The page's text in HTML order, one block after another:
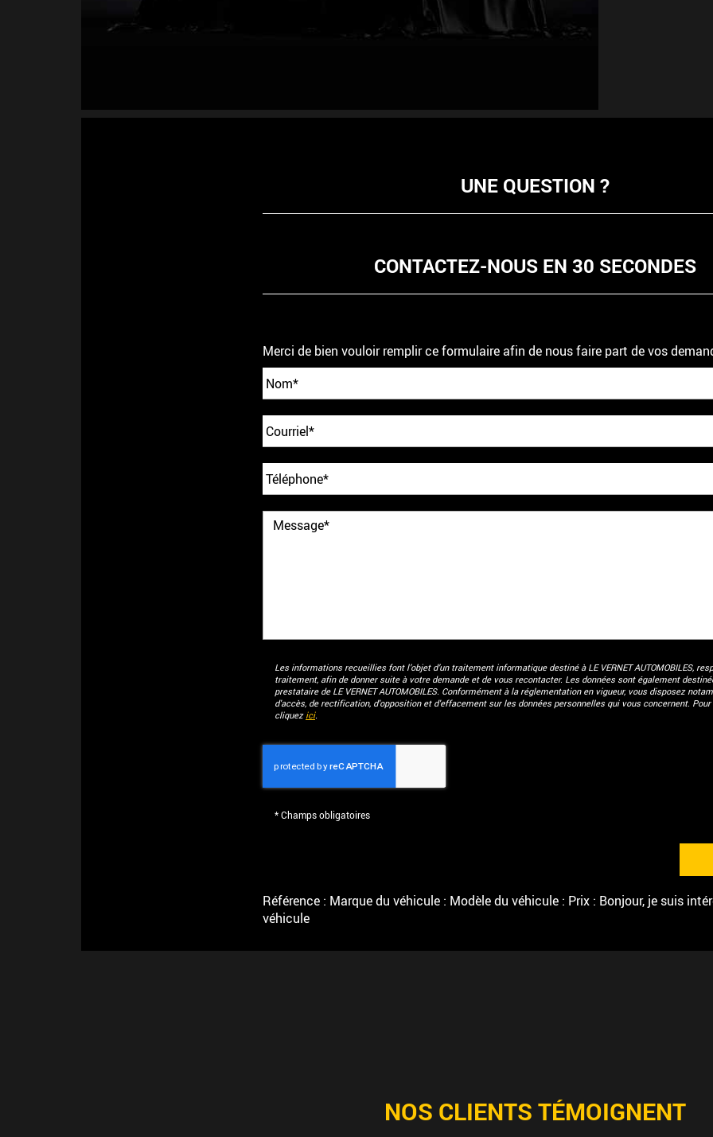
UNE QUESTION ?
CONTACTEZ-NOUS EN 30 SECONDES
Merci de bien vouloir remplir ce formulaire afin de nous faire part de vos
Les informations recueillies font l’objet d’un traitement informatique destiné àLE VERNET AUTOMOBILES,
traitement, afin de donner suite à votre demande et de vous recontacter. Les données sont également
prestataire de LE VERNET AUTOMOBILES. Conformément à la réglementation en vigueur, vous disposez
d'accès, de rectification, d'opposition et d'effacement sur les données personnelles qui vous concernent. Pour
cliquez ici.
*Champs obligatoires
Référence : Marque du véhicule : Modèle du véhicule : Prix : Bonjour, je suis
véhicule
NOS CLIENTS TÉMOIGNENT